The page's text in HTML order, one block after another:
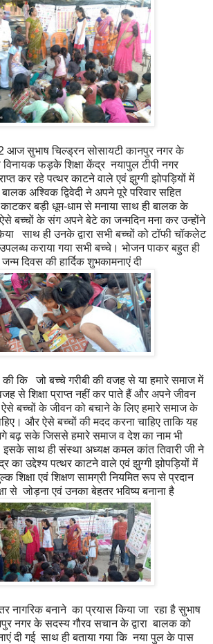
आज सुभाष चिल्ड्रन सोसायटी कानपुर नगर के
विनायक फड़के शिक्षा केंद्र नयापुल टीपी नगर
कर रहे पत्थर काटने वाले एवं झुग्गी झोपड़ियों में
अश्विक द्विवेदी ने अपने पूरे परिवार सहित
बड़ी धूम-धाम से मनाया साथ ही बालक के
ऐसे बच्चों के संग अपने बेटे का जन्मदिन मना कर उन्होंने
साथ ही उनके द्वारा सभी बच्चों को टॉफी चॉकलेट
कराया गया सभी बच्चे। भोजन पाकर बहुत ही
दिवस की हार्दिक शुभकामनाएं दी
कि जो बच्चे गरीबी की वजह से या हमारे समाज में
से शिक्षा प्राप्त नहीं कर पाते हैं और अपने जीवन
ऐसे बच्चों के जीवन को बचाने के लिए हमारे समाज के
और ऐसे बच्चों की मदद करना चाहिए ताकि यह
सके जिससे हमारे समाज व देश का नाम भी
साथ ही संस्था अध्यक्ष कमल कांत तिवारी जी ने
का उद्देश्य पत्थर काटने वाले एवं झुग्गी झोपड़ियों में
शिक्षा एवं शिक्षण सामग्री नियमित रूप से प्रदान
से जोड़ना एवं उनका बेहतर भविष्य बनाना है
नागरिक बनाने का प्रयास किया जा रहा है सुभाष
नगर के सदस्य गौरव सचान के द्वारा बालक को
दी गई साथ ही बताया गया कि नया पुल के पास